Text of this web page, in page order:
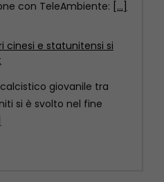
si è svolto nel fine
– In questa edizione:
GLA, ancora più